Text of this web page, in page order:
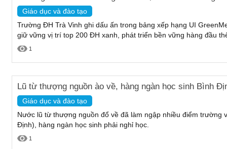
Giáo dục và đào tạo
Trường ĐH Trà Vinh ghi dấu ấn trong bảng xếp hạng UI
giữ vững vị trí top 200 ĐH xanh, phát triển bền vững hàng đầu
1
Lũ từ thượng nguồn ào về, hàng ngàn học sinh Bình
Giáo dục và đào tạo
Nước lũ từ thượng nguồn đổ về đã làm ngập nhiều điểm trường
Định), hàng ngàn học sinh phải nghỉ học.
1